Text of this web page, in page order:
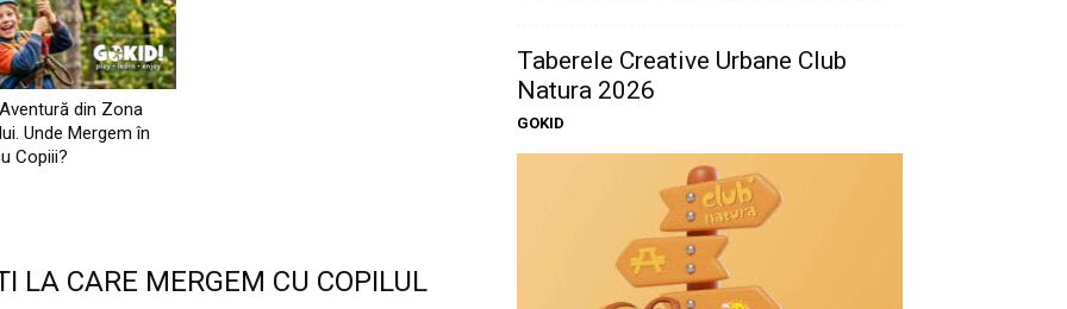
din Zona
Unde Mergem în
Copiii?
LA CARE MERGEM CU COPILUL
Taberele Creative Urbane Club
Natura 2026
GOKID